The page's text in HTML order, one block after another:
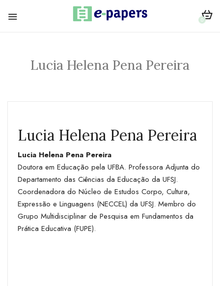
0
Lucia Helena Pena Pereira
Lucia Helena Pena Pereira
Lucia Helena Pena Pereira
Doutora em Educação pela UFBA. Professora Adjunta do
Departamento das Ciências da Educação da UFSJ.
Coordenadora do Núcleo de Estudos Corpo, Cultura,
Expressão e Linguagens (NECCEL) da UFSJ. Membro do
Grupo Multidisciplinar de Pesquisa em Fundamentos da
Prática Educativa (FUPE).